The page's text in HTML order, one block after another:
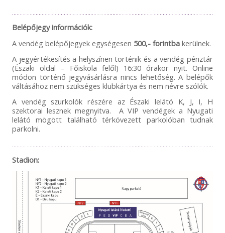
Belépőjegy információk:
A vendég belépőjegyek egységesen 500,- forintbakerülnek.
A jegyértékesítés a helyszínen történik és a vendég pénztár
(Északi oldal – Főiskola felől) 16:30 órakor nyit. Online
módon történő jegyvásárlásra nincs lehetőség. A belépők
váltásához nem szükséges klubkártya és nem névre szólók.
A vendég szurkolók részére az Északi lelátó K, J, I, H
szektorai lesznek megnyitva. A VIP vendégek a Nyugati
lelátó mögött található térkövezett parkolóban tudnak
parkolni.
Stadion: